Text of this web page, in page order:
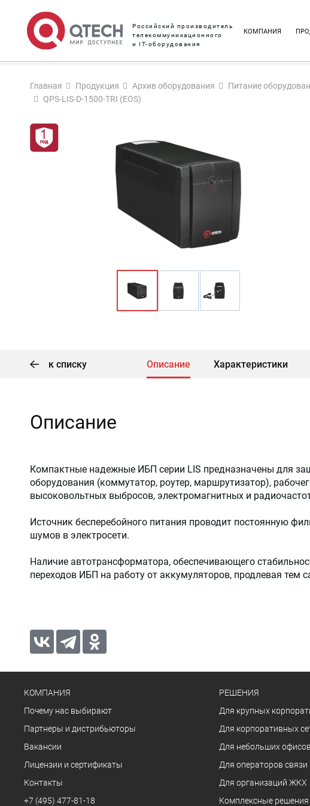
Российский производитель
телекоммуникационного
и IT-оборудования
КОМПАНИЯ
Главная Продукция Архив оборудования
Питание
QPS-LIS-D-1500-TRI (EOS)
к списку Описание Характеристики
Описание
Компактные надежные ИБП серии LIS предназначены для
оборудования (коммутатор, роутер, маршрутизатор),
высоковольтных выбросов, электромагнитных и
Источник бесперебойного питания проводит постоянную
шумов в электросети.
Наличие автотрансформатора, обеспечивающего
переходов ИБП на работу от аккумуляторов, продлевая тем
КОМПАНИЯ
Почему нас выбирают
Партнеры и дистрибьюторы
Вакансии
Лицензии и сертификаты
Контакты
+7 (495) 477-81-18
РЕШЕНИЯ
Для крупных
Для корпоративных
Для небольших офисов
Для операторов связи
Для организаций ЖКХ
Комплексные решения